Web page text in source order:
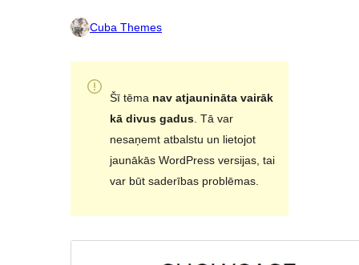
Cuba Themes
Šī tēma nav atjaunināta vairāk
kā divus gadus. Tā var
nesaņemt atbalstu un lietojot
jaunākās WordPress versijas, tai
var būt saderības problēmas.